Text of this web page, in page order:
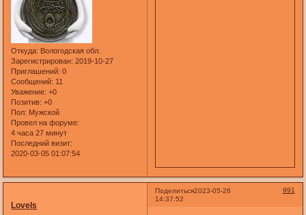
Откуда: Вологодская обл.
Зарегистрирован: 2019-10-27
Приглашений: 0
Сообщений: 11
Уважение: +0
Позитив: +0
Пол: Мужской
Провел на форуме:
4 часа 27 минут
Последний визит:
2020-03-05 01:07:54
Поделиться 991
2023-05-26
14:37:52
LoveIs